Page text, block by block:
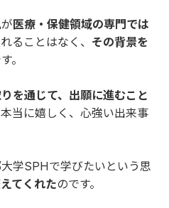
医療・保健領域の専門では
ることはなく、 その背景を
。
を通じて、出願に進むこと
当に嬉しく、心強い出来事
学SPHで学びたいという思
てくれたのです。